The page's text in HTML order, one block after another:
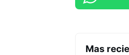
Mas